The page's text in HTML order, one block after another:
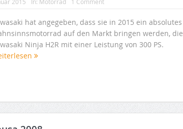
hat angegeben, dass sie in 2015 ein absolutes
auf den Markt bringen werden, die
Ninja H2R mit einer Leistung von 300 PS.